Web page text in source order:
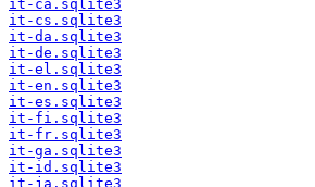
it-ca.sqlite3
it-cs.sqlite3
it-da.sqlite3
it-de.sqlite3
it-el.sqlite3
it-en.sqlite3
it-es.sqlite3
it-fi.sqlite3
it-fr.sqlite3
it-ga.sqlite3
it-id.sqlite3
it-ja.sqlite3